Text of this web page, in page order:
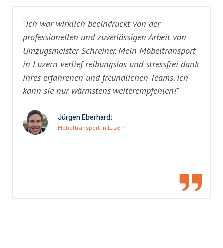
"Ich war wirklich beeindruckt von der
professionellen und zuverlässigen Arbeit von
Umzugsmeister Schreiner. Mein Möbeltransport
in Luzern verlief reibungslos und stressfrei dank
ihres erfahrenen und freundlichen Teams. Ich
kann sie nur wärmstens weiterempfehlen!"
Jürgen Eberhardt
Möbeltransport in Luzern